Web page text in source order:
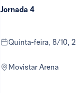
Jornada 4
quinta-feira, 8/10,
Movistar Arena